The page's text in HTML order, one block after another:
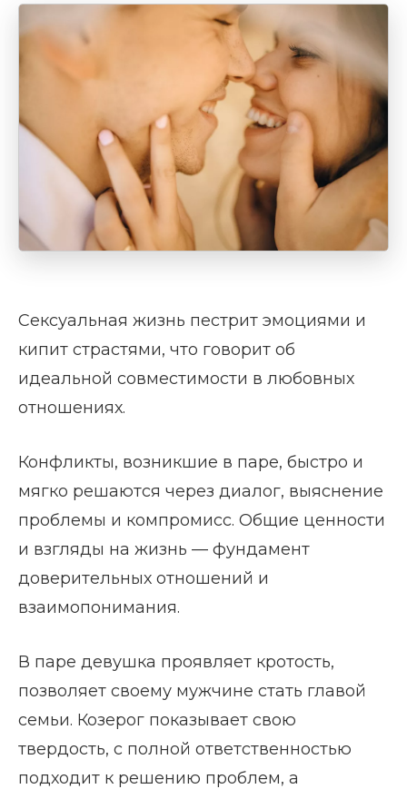
Сексуальная жизнь пестрит эмоциями и
кипит страстями, что говорит об
идеальной совместимости в любовных
отношениях.
Конфликты, возникшие в паре, быстро и
мягко решаются через диалог, выяснение
проблемы и компромисс. Общие ценности
и взгляды на жизнь — фундамент
доверительных отношений и
взаимопонимания.
В паре девушка проявляет кротость,
позволяет своему мужчине стать главой
семьи. Козерог показывает свою
твердость, с полной ответственностью
подходит к решению проблем, а